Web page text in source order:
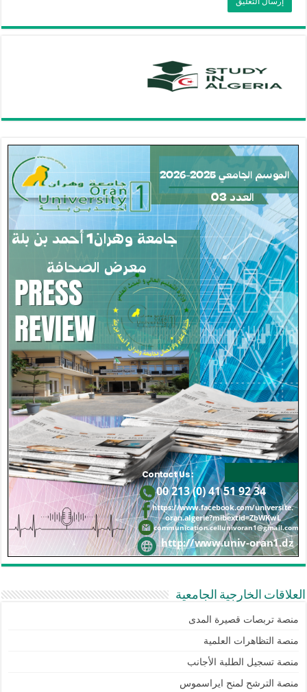
العلاقات الخارجية الجامعية
منصة تربصات قصيرة المدى
منصة التظاهرات العلمية
منصة تسجيل الطلبة الأجانب
منصة الترشح لمنح ايراسموس